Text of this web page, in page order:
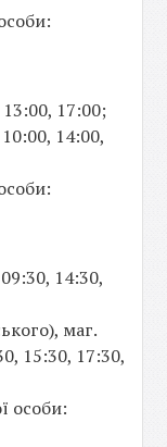
17:00;
14:00,
14:30,
маг.
15:30, 17:30,
особи: